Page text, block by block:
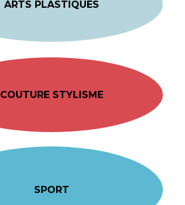
ARTS PLASTIQUES
COUTURE STYLISME
SPORT